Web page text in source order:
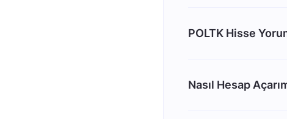
POLTK Hisse
Nasıl Hesap